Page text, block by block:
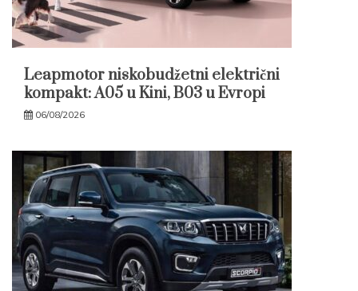
Leapmotor niskobudžetni električni
kompakt: A05 u Kini, B03 u Evropi
06/08/2026